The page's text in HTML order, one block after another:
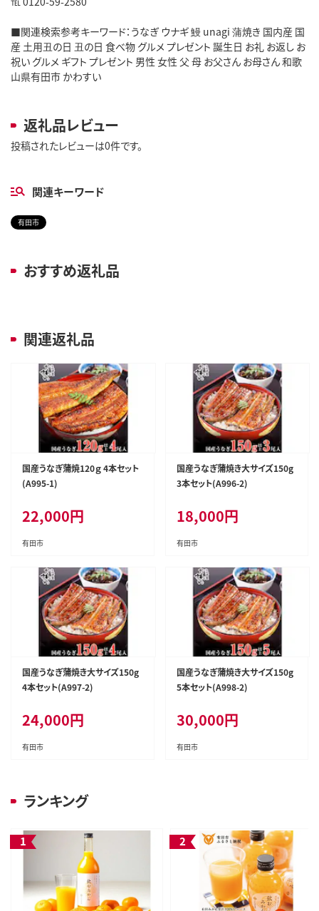
■関連検索参考キーワード：うなぎ ウナギ 鰻 unagi 蒲焼き 国内産 国
産 土用丑の日 丑の日 食べ物 グルメ プレゼント 誕生日 お礼 お返し お
祝い グルメ ギフト プレゼント 男性 女性 父 母 お父さん お母さん 和歌
山県有田市 かわすい
返礼品レビュー
投稿されたレビューは0件です。
関連キーワード
有田市
おすすめ返礼品
関連返礼品
国産うなぎ蒲焼120ｇ 4本セット
(A995-1)
22,000円
有田市
国産うなぎ蒲焼き大サイズ150g
3本セット(A996-2)
18,000円
有田市
国産うなぎ蒲焼き大サイズ150g
4本セット(A997-2)
24,000円
有田市
国産うなぎ蒲焼き大サイズ150g
5本セット(A998-2)
30,000円
有田市
ランキング